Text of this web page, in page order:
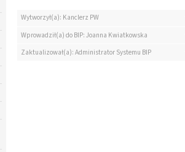
Wytworzył(a): Kanclerz PW
Wprowadził(a) do BIP: Joanna Kwiatkowska
Zaktualizował(a): Administrator Systemu BIP